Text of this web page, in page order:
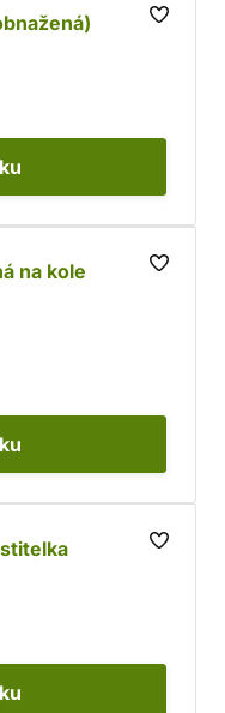
na kole